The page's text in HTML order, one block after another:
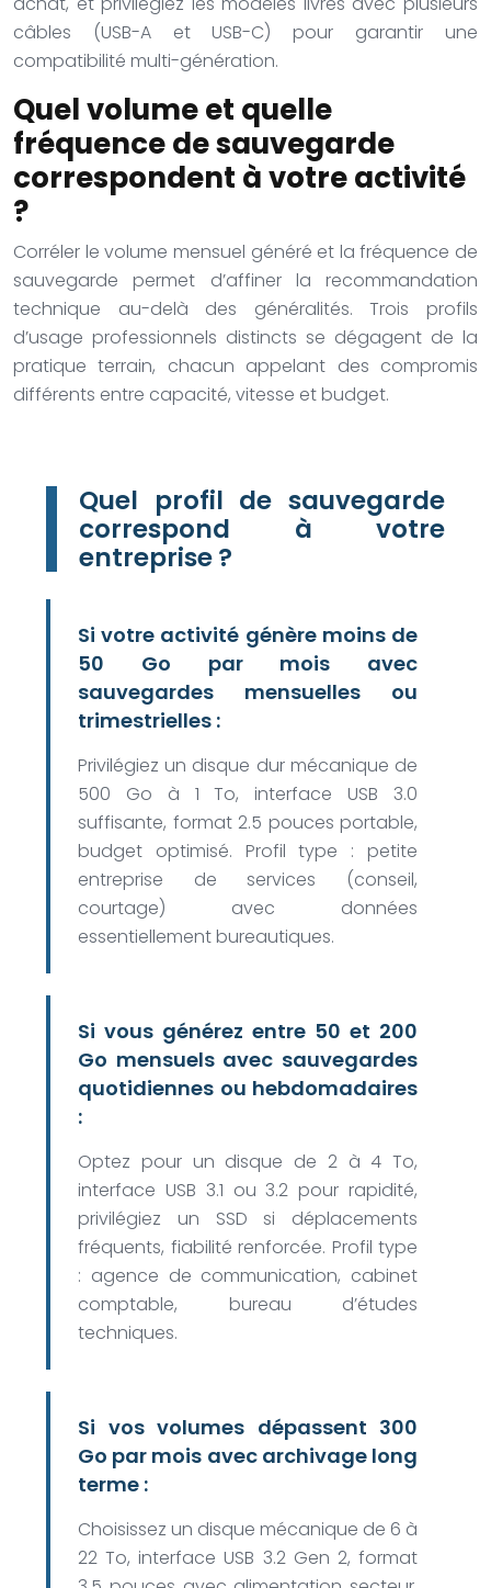
câbles (USB-A et USB-C) pour garantir une
compatibilité multi-génération.
Quel volume et quelle
fréquence de sauvegarde
correspondent à votre activité
?
Corréler le volume mensuel généré et la fréquence de
sauvegarde permet d’affiner la recommandation
technique au-delà des généralités. Trois profils
d’usage professionnels distincts se dégagent de la
pratique terrain, chacun appelant des compromis
différents entre capacité, vitesse et budget.
Quel profil de sauvegarde
correspond à votre
entreprise ?
Si votre activité génère moins de
50 Go par mois avec
sauvegardes mensuelles ou
trimestrielles :
Privilégiez un disque dur mécanique de
500 Go à 1 To, interface USB 3.0
suffisante, format 2.5 pouces portable,
budget optimisé. Profil type : petite
entreprise de services (conseil,
courtage) avec données
essentiellement bureautiques.
Si vous générez entre 50 et 200
Go mensuels avec sauvegardes
quotidiennes ou hebdomadaires
:
Optez pour un disque de 2 à 4 To,
interface USB 3.1 ou 3.2 pour rapidité,
privilégiez un SSD si déplacements
fréquents, fiabilité renforcée. Profil type
: agence de communication, cabinet
comptable, bureau d’études
techniques.
Si vos volumes dépassent 300
Go par mois avec archivage long
terme :
Choisissez un disque mécanique de 6 à
22 To, interface USB 3.2 Gen 2, format